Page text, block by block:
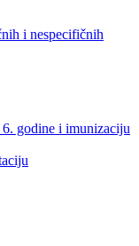
i nespecifičnih
6. godine i imunizaciju